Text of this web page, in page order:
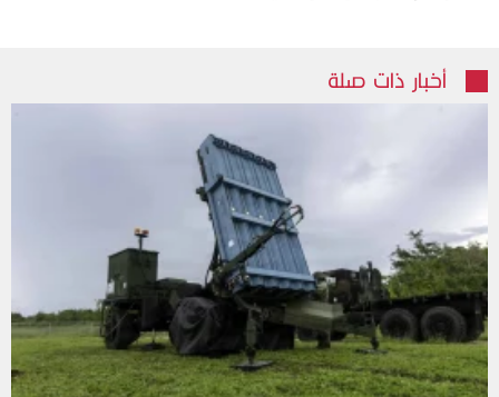
أخبار ذات صلة